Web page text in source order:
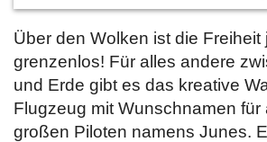
Über den Wolken ist die Freiheit
grenzenlos! Für alles andere
und Erde gibt es das kreative
Flugzeug mit Wunschnamen für
großen Piloten namens Junes.